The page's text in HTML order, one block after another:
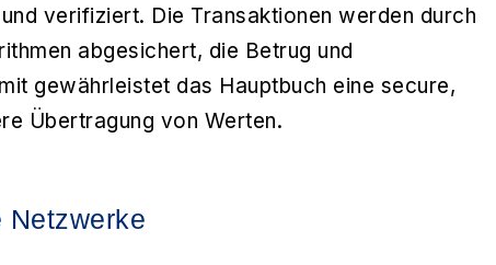
verifiziert. Die Transaktionen werden durch
abgesichert, die Betrug und
gewährleistet das Hauptbuch eine secure,
Übertragung von Werten.
Netzwerke